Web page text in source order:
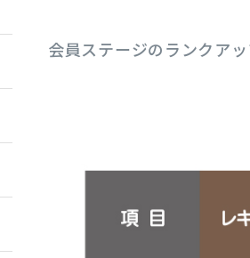
会員ステージのランクア